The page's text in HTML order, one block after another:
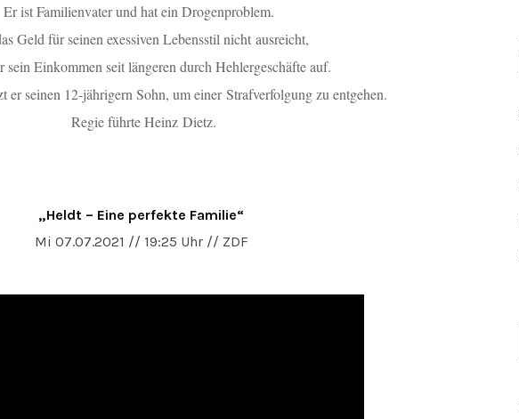
Er ist Familienvater und hat ein Drogenproblem.
Geld für seinen exessiven Lebensstil nicht ausreicht,
sein Einkommen seit längeren durch Hehlergeschäfte auf.
er seinen 12-jährigern Sohn, um einerStrafverfolgung zu entgehen.
Regie führte Heinz Dietz.
„Heldt – Eine perfekte Familie“
Mi 07.07.2021 // 19:25 Uhr // ZDF